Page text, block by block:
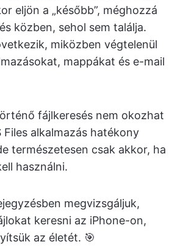
eljön a „később”, méghozzá
közben, sehol sem találja.
miközben végtelenül
mappákat és e-mail
fájlkeresés nem okozhat
Files alkalmazás hatékony
természetesen csak akkor, ha
használni.
megvizsgáljuk,
keresni az iPhone-on,
az életét. 🎯